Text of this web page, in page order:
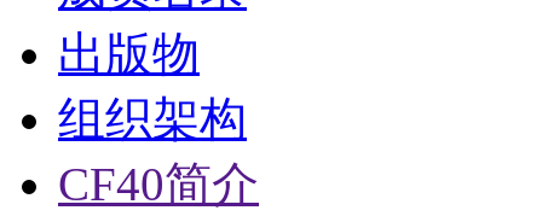
出版物
组织架构
CF40简介